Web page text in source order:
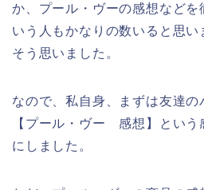
か、プール・ヴーの感想などを
いう人もかなりの数いると思い
そう思いました。
なので、私自身、まずは友達の
【プール・ヴー 感想】という
にしました。